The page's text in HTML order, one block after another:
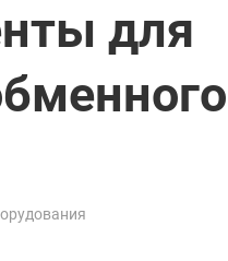
для